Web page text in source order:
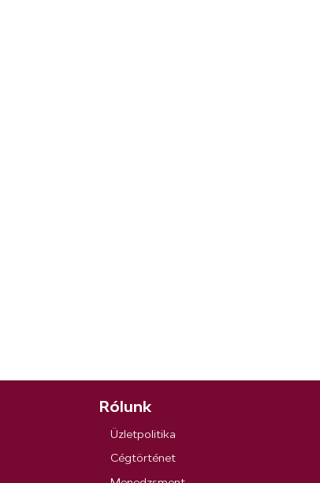
Rólunk
Üzletpolitika
Cégtörténet